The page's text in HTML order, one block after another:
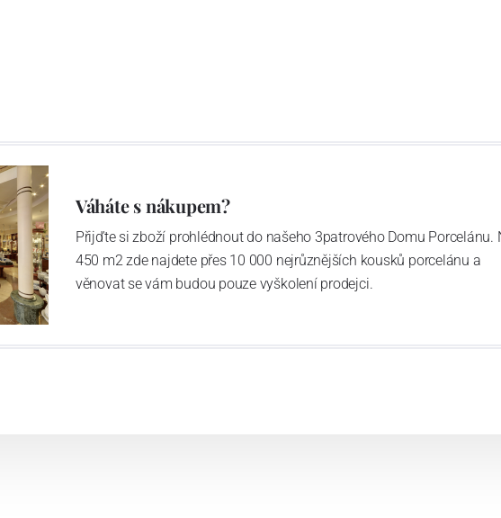
Váháte s nákupem?
Přijďte si zboží prohlédnout do našeho 3patrového Domu Porcelánu.
450 m2 zde najdete přes 10 000 nejrůznějších kousků porcelánu a
věnovat se vám budou pouze vyškolení prodejci.